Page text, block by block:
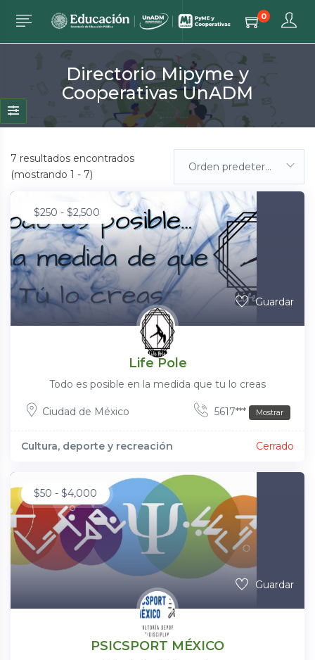
0
Directorio Mipyme y
Cooperativas UnADM
7 resultados encontrados
(mostrando 1 - 7)
Orden predeterminada
$250 - $2,500
Guardar
Life Pole
Todo es posible en la medida que tu lo creas
Ciudad de México 5617*** Mostrar
Cultura, deporte y recreación Cerrado
$50 - $4,000
Guardar
PSICSPORT MÉXICO